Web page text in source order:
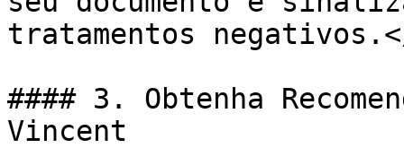
tratamentos
#### 3. Obtenha
Vincent